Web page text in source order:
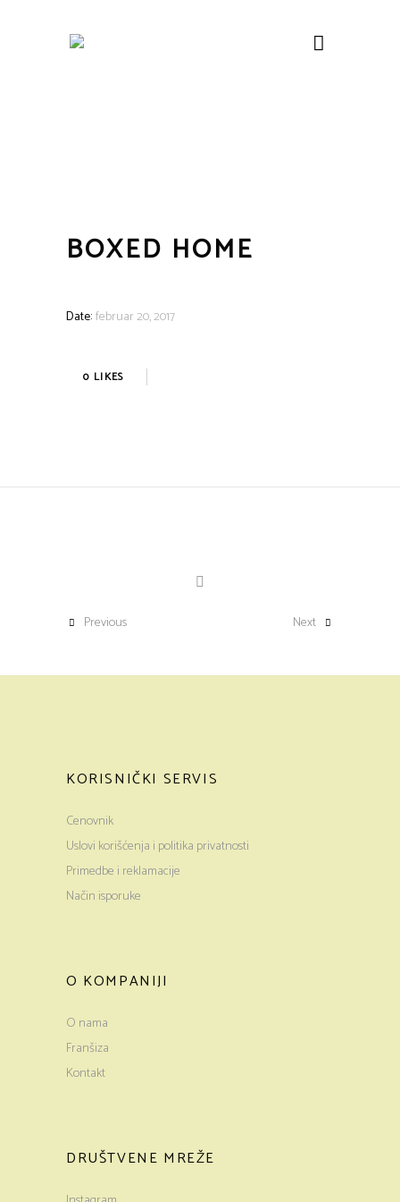
BOXED HOME
Date:februar 20, 2017
0 LIKES
Previous Next
KORISNIČKI SERVIS
Cenovnik
Uslovi korišćenja i politika privatnosti
Primedbe i reklamacije
Način isporuke
O KOMPANIJI
O nama
Franšiza
Kontakt
DRUŠTVENE MREŽE